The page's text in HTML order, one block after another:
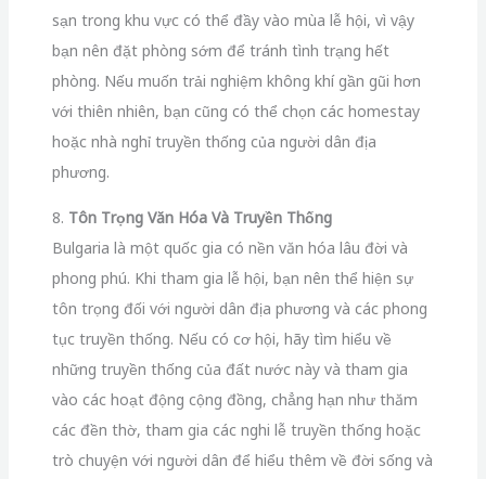
sạn trong khu vực có thể đầy vào mùa lễ hội, vì vậy
bạn nên đặt phòng sớm để tránh tình trạng hết
phòng. Nếu muốn trải nghiệm không khí gần gũi hơn
với thiên nhiên, bạn cũng có thể chọn các homestay
hoặc nhà nghỉ truyền thống của người dân địa
phương.
8. Tôn Trọng Văn Hóa Và Truyền Thống
Bulgaria là một quốc gia có nền văn hóa lâu đời và
phong phú. Khi tham gia lễ hội, bạn nên thể hiện sự
tôn trọng đối với người dân địa phương và các phong
tục truyền thống. Nếu có cơ hội, hãy tìm hiểu về
những truyền thống của đất nước này và tham gia
vào các hoạt động cộng đồng, chẳng hạn như thăm
các đền thờ, tham gia các nghi lễ truyền thống hoặc
trò chuyện với người dân để hiểu thêm về đời sống và